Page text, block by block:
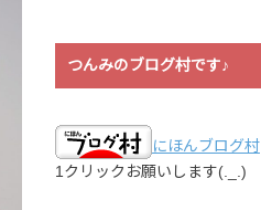
つんみのブログ村です♪
にほんブログ村
1クリックお願いします(._.)